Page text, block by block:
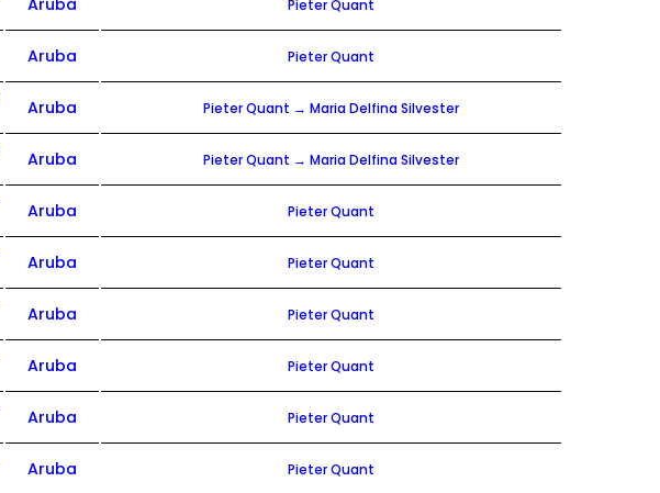
Aruba Pieter Quant
Aruba Pieter Quant
Aruba Pieter Quant → Maria Delfina Silvester
Aruba Pieter Quant → Maria Delfina Silvester
Aruba Pieter Quant
Aruba Pieter Quant
Aruba Pieter Quant
Aruba Pieter Quant
Aruba Pieter Quant
Aruba Pieter Quant